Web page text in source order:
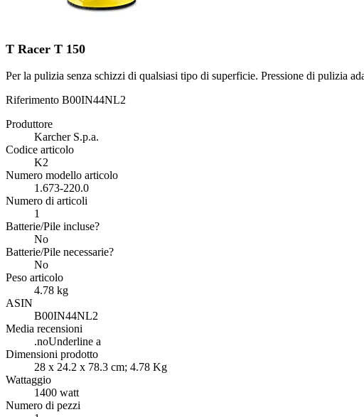
T Racer T 150
Per la pulizia senza schizzi di qualsiasi tipo di superficie. Pressione di pulizia
Riferimento B00IN44NL2
Produttore
‎Karcher S.p.a.
Codice articolo
‎K2
Numero modello articolo
‎1.673-220.0
Numero di articoli
‎1
Batterie/Pile incluse?
‎No
Batterie/Pile necessarie?
‎No
Peso articolo
‎4.78 kg
ASIN
B00IN44NL2
Media recensioni
.noUnderline a
Dimensioni prodotto
‎28 x 24.2 x 78.3 cm; 4.78 Kg
Wattaggio
‎1400 watt
Numero di pezzi